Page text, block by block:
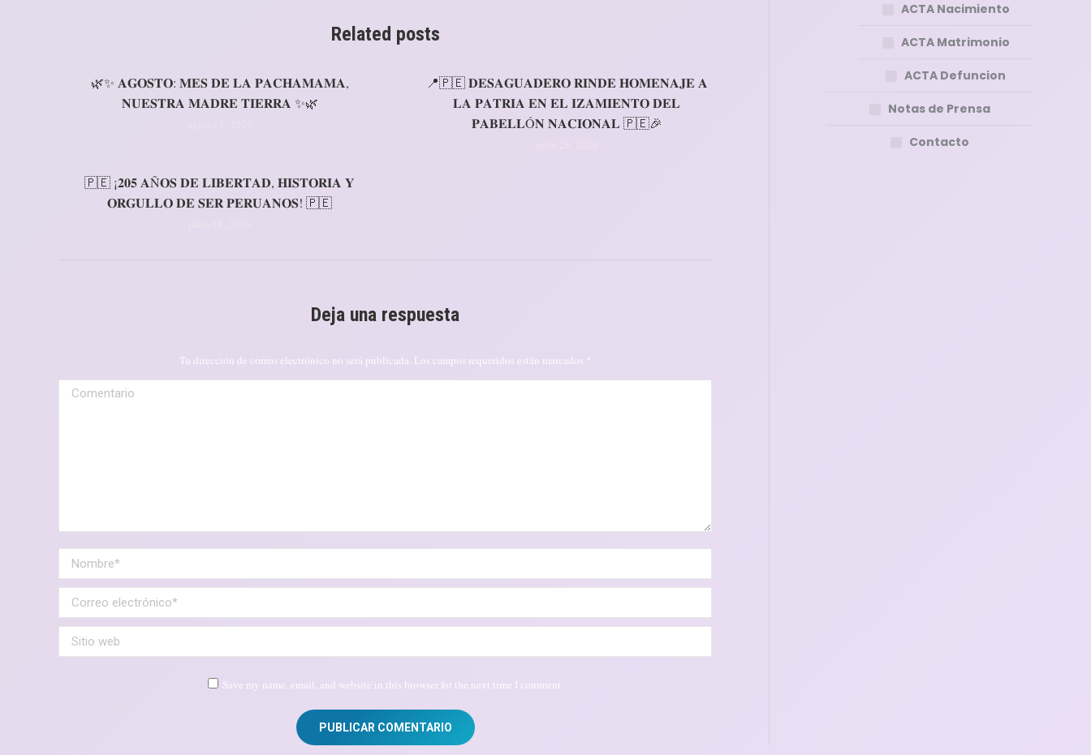
Related posts
🌿✨ 𝐀𝐆𝐎𝐒𝐓𝐎: 𝐌𝐄𝐒 𝐃𝐄 𝐋𝐀 𝐏𝐀𝐂𝐇𝐀𝐌𝐀𝐌𝐀,
𝐍𝐔𝐄𝐒𝐓𝐑𝐀 𝐌𝐀𝐃𝐑𝐄 𝐓𝐈𝐄𝐑𝐑𝐀 ✨🌿
📍🇵🇪 𝐃𝐄𝐒𝐀𝐆𝐔𝐀𝐃𝐄𝐑𝐎 𝐑𝐈𝐍𝐃𝐄 𝐇𝐎𝐌𝐄𝐍𝐀𝐉𝐄 𝐀
𝐋𝐀 𝐏𝐀𝐓𝐑𝐈𝐀 𝐄𝐍 𝐄𝐋 𝐈𝐙𝐀𝐌𝐈𝐄𝐍𝐓𝐎 𝐃𝐄𝐋
𝐏𝐀𝐁𝐄𝐋𝐋Ó𝐍 𝐍𝐀𝐂𝐈𝐎𝐍𝐀𝐋 🇵🇪🎉
🇵🇪 ¡𝟐𝟎𝟓 𝐀Ñ𝐎𝐒 𝐃𝐄 𝐋𝐈𝐁𝐄𝐑𝐓𝐀𝐃, 𝐇𝐈𝐒𝐓𝐎𝐑𝐈𝐀 𝐘
𝐎𝐑𝐆𝐔𝐋𝐋𝐎 𝐃𝐄 𝐒𝐄𝐑 𝐏𝐄𝐑𝐔𝐀𝐍𝐎𝐒! 🇵🇪
Deja una respuesta
Tu dirección de correo electrónico no será publicada. Los campos requeridos están marcados *
Comentario
Nombre *
Correo electrónico *
Sitio web
Save my name, email, and website in this browser for the next time I comment.
PUBLICAR COMENTARIO
ACTA Nacimiento
ACTA Matrimonio
ACTA Defuncion
Notas de Prensa
Contacto